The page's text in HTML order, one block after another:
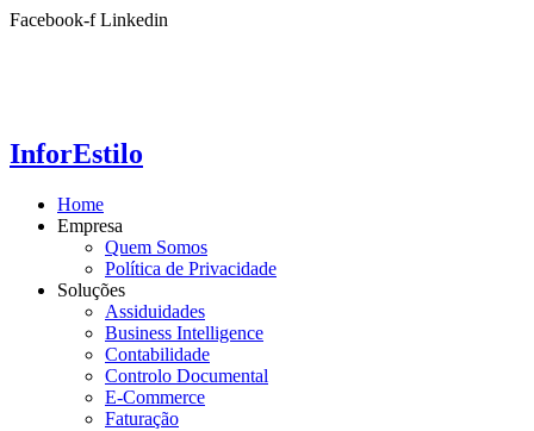
Ir
Facebook-f Linkedin
InforEstilo
Home
Empresa
Quem Somos
Política de Privacidade
Soluções
Assiduidades
Business Intelligence
Contabilidade
Controlo Documental
E-Commerce
Faturação